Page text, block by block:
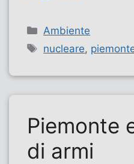
Categorie
Ambiente
Tag
nucleare,
Piemonte
di armi